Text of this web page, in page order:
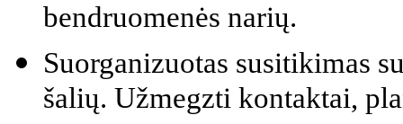
bendruomenės narių.
Suorganizuotas susitikimas
šalių. Užmegzti kontaktai,